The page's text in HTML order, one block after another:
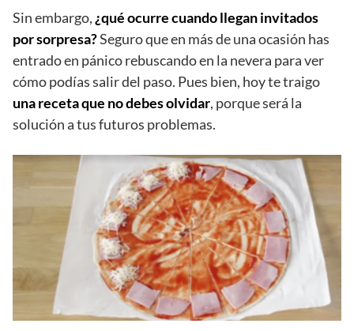
Sin embargo, ¿qué ocurre cuando llegan invitados
por sorpresa?Seguro que en más de una ocasión has
entrado en pánico rebuscando en la nevera para ver
cómo podías salir del paso. Pues bien, hoy te traigo
una receta que no debes olvidar, porque será la
solución a tus futuros problemas.